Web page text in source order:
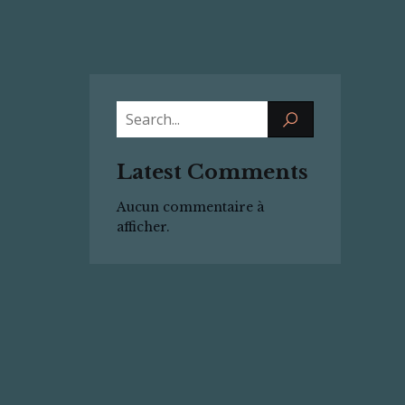
Latest Comments
Aucun commentaire à
afficher.